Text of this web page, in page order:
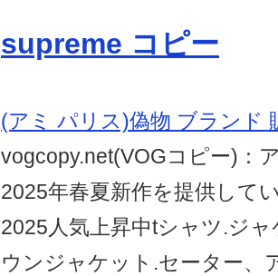
supreme コピー
(アミ パリス)偽物 ブランド
vogcopy.net(VOGコピー)：
2025年春夏新作を提供して
2025人気上昇中tシャツ.ジ
ウンジャケット.セーター、